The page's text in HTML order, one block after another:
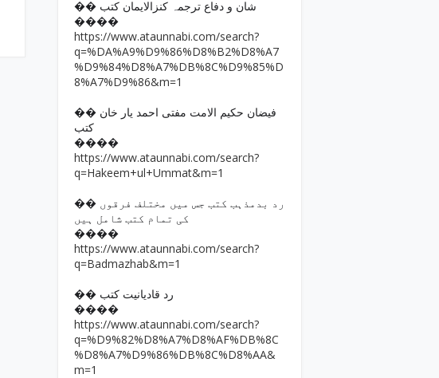
�� شان و دفاع ترجمہ کنزالایمان کتب
����
https://www.ataunnabi.com/search?
q=%DA%A9%D9%86%D8%B2%D8%A7
%D9%84%D8%A7%DB%8C%D9%85%D
8%A7%D9%86&m=1
�� فیضان حکیم الامت مفتی احمد یار خان
کتب
����
https://www.ataunnabi.com/search?
q=Hakeem+ul+Ummat&m=1
�� رد بدمذہب کتب جس میں مختلف فرقوں
کی تمام کتب شامل ہیں
����
https://www.ataunnabi.com/search?
q=Badmazhab&m=1
�� رد قادیانیت کتب
����
https://www.ataunnabi.com/search?
q=%D9%82%D8%A7%D8%AF%DB%8C
%D8%A7%D9%86%DB%8C%D8%AA&
m=1